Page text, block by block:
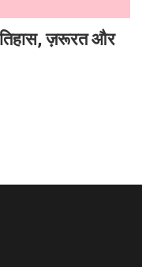
ज़रूरत और